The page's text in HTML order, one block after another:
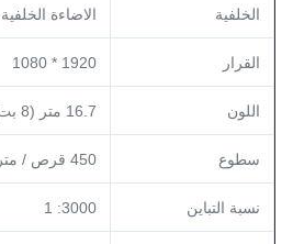
الخلفية الاضاءة الخلفية
القرار 1920 * 1080
اللون 16.7 متر (8 بت)
سطوع 450 قرص / متر مربع اختياري
نسبة التباين 3000: 1